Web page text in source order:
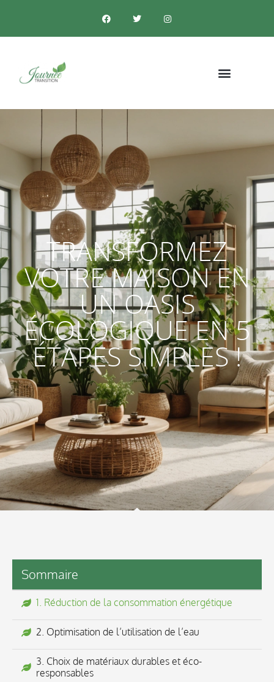
TRANSFORMEZ
VOTRE MAISON EN
UN OASIS
ÉCOLOGIQUE EN 5
ÉTAPES SIMPLES !
Sommaire
1. Réduction de la consommation énergétique
2. Optimisation de l’utilisation de l’eau
3. Choix de matériaux durables et éco-
responsables